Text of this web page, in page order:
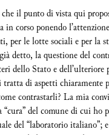
il punto di vista qui
in corso ponendo
per le lotte sociali e per la
detto, la questione del
dello Stato e
di aspetti chiaramente
contrastarli? La mia
“cura” del comune di cui ho
del “laboratorio italiano”;